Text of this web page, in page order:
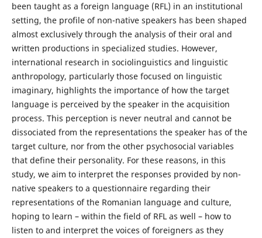
been taught as a foreign language (RFL) in an institutional
setting, the profile of non-native speakers has been shaped
almost exclusively through the analysis of their oral and
written productions in specialized studies. However,
international research in sociolinguistics and linguistic
anthropology, particularly those focused on linguistic
imaginary, highlights the importance of how the target
language is perceived by the speaker in the acquisition
process. This perception is never neutral and cannot be
dissociated from the representations the speaker has of the
target culture, nor from the other psychosocial variables
that define their personality. For these reasons, in this
study, we aim to interpret the responses provided by non-
native speakers to a questionnaire regarding their
representations of the Romanian language and culture,
hoping to learn – within the field of RFL as well – how to
listen to and interpret the voices of foreigners as they